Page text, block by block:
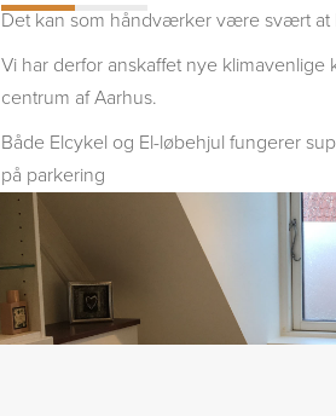
Det kan som håndværker være svært at
Vi har derfor anskaffet nye
centrum af Aarhus.
Både Elcykel og El-løbehjul fungerer
på parkering